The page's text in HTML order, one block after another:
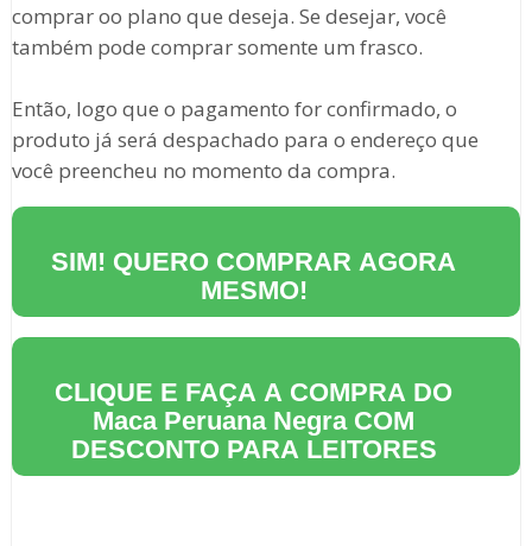
comprar oo plano que deseja. Se desejar, você
também pode comprar somente um frasco.
Então, logo que o pagamento for confirmado, o
produto já será despachado para o endereço que
você preencheu no momento da compra.
SIM! QUERO COMPRAR AGORA
MESMO!
CLIQUE E FAÇA A COMPRA DO
Maca Peruana NegraCOM
DESCONTO PARA LEITORES